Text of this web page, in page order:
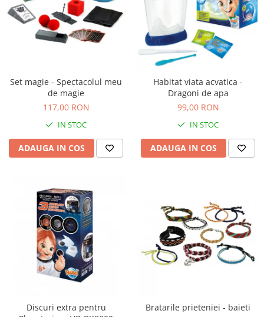
Set magie - Spectacolul meu
de magie
117,00 RON
IN STOC
ADAUGA IN COS
Habitat viata acvatica -
Dragoni de apa
99,00 RON
IN STOC
ADAUGA IN COS
Discuri extra pentru
Bratarile prieteniei - baieti